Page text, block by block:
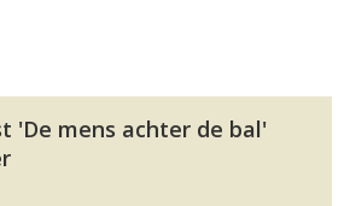
'De mens achter de bal'